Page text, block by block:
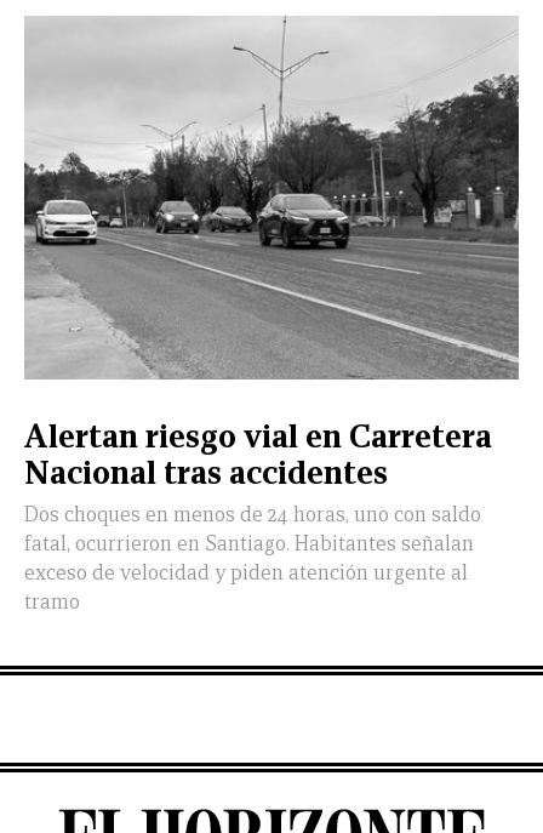
Alertan riesgo vial en Carretera
Nacional tras accidentes
Dos choques en menos de 24 horas, uno con saldo
fatal, ocurrieron en Santiago. Habitantes señalan
exceso de velocidad y piden atención urgente al
tramo